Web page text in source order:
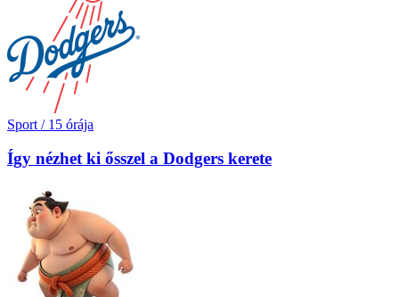
Sport / 15 órája
Így nézhet ki ősszel a Dodgers kerete